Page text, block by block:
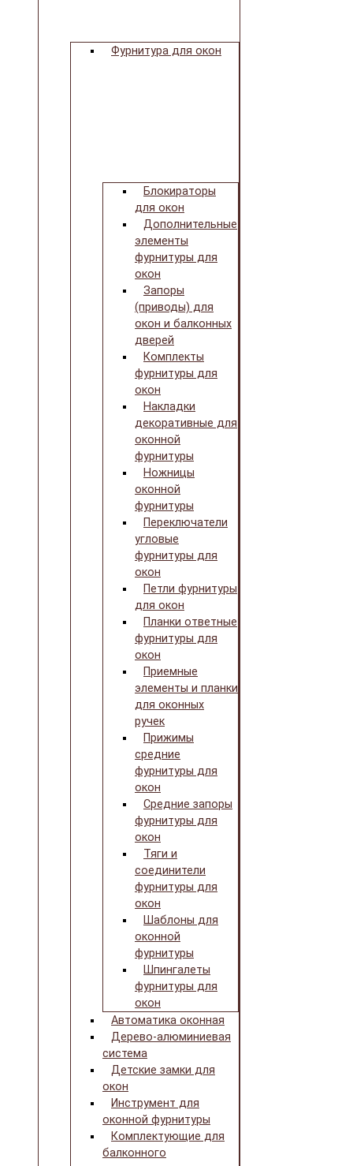
Фурнитура для окон
Блокираторы
для окон
Дополнительные
элементы
фурнитуры для
окон
Запоры
(приводы) для
окон и балконных
дверей
Комплекты
фурнитуры для
окон
Накладки
декоративные для
оконной
фурнитуры
Ножницы
оконной
фурнитуры
Переключатели
угловые
фурнитуры для
окон
Петли фурнитуры
для окон
Планки ответные
фурнитуры для
окон
Приемные
элементы и планки
для оконных
ручек
Прижимы
средние
фурнитуры для
окон
Средние запоры
фурнитуры для
окон
Тяги и
соединители
фурнитуры для
окон
Шаблоны для
оконной
фурнитуры
Шпингалеты
фурнитуры для
окон
Автоматика оконная
Дерево-алюминиевая
система
Детские замки для
окон
Инструмент для
оконной фурнитуры
Комплектующие для
балконного